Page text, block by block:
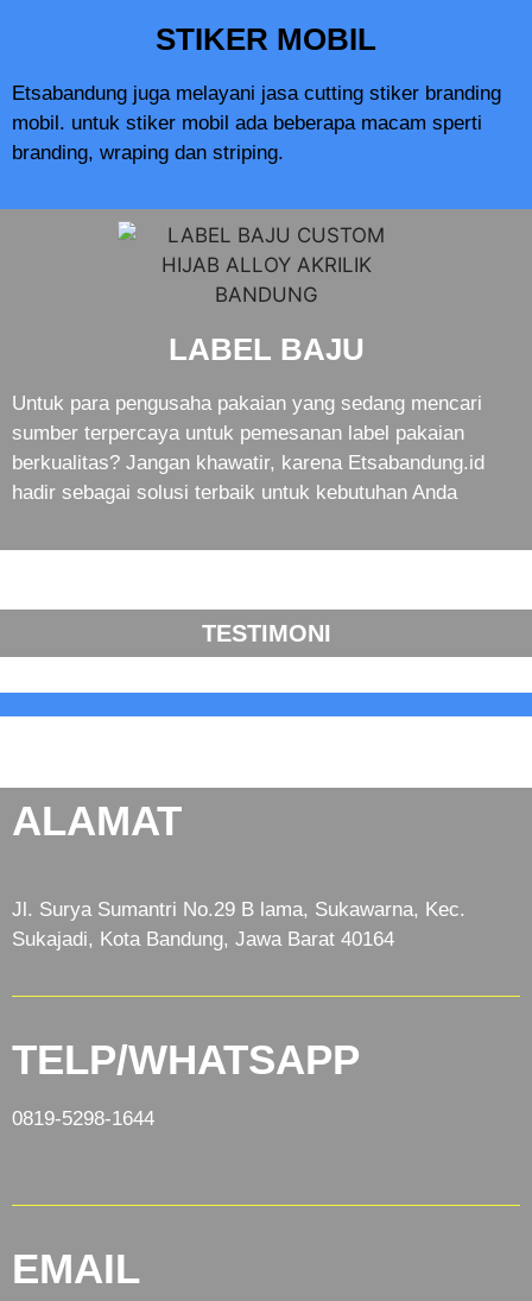
STIKER MOBIL
Etsabandung juga melayani jasa cutting stiker branding
mobil. untuk stiker mobil ada beberapa macam sperti
branding, wraping dan striping.
LABEL BAJU
Untuk para pengusaha pakaian yang sedang mencari
sumber terpercaya untuk pemesanan label pakaian
berkualitas? Jangan khawatir, karena Etsabandung.id
hadir sebagai solusi terbaik untuk kebutuhan Anda
TESTIMONI
ALAMAT
Jl. Surya Sumantri No.29 B lama, Sukawarna, Kec.
Sukajadi, Kota Bandung, Jawa Barat 40164
TELP/WHATSAPP
0819-5298-1644
EMAIL